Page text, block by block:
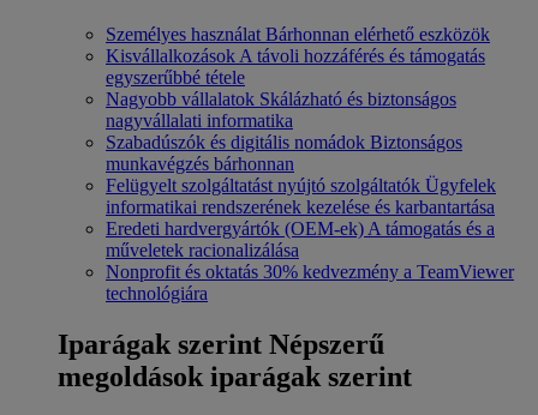
Személyes használat Bárhonnan elérhető eszközök
Kisvállalkozások A távoli hozzáférés és támogatás
egyszerűbbé tétele
Nagyobb vállalatok Skálázható és biztonságos
nagyvállalati informatika
Szabadúszók és digitális nomádok Biztonságos
munkavégzés bárhonnan
Felügyelt szolgáltatást nyújtó szolgáltatók Ügyfelek
informatikai rendszerének kezelése és karbantartása
Eredeti hardvergyártók (OEM-ek) A támogatás és a
műveletek racionalizálása
Nonprofit és oktatás 30% kedvezmény a TeamViewer
technológiára
Iparágak szerint Népszerű
megoldások iparágak szerint